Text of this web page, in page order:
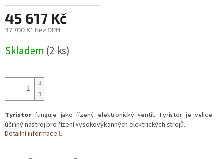
45 617 Kč
37 700 Kč bez DPH
cena:
Skladem (2 ks)
Tyristor funguje jako řízený elektronický ventil. Tyristor je velice
účinný nástroj pro řízení vysokovýkonných elektrických strojů.
Detailní informace